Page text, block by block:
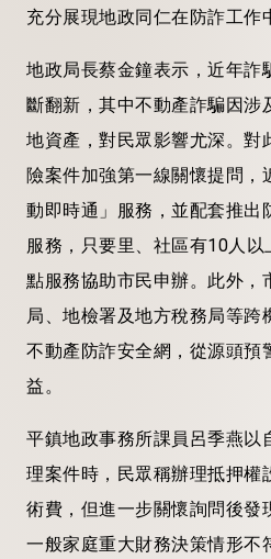
充分展現地政同仁在防詐工作
地政局長蔡金鐘表示，近年詐
斷翻新，其中不動產詐騙因涉
地資產，對民眾影響尤深。對
險案件加強第一線關懷提問，
動即時通」服務，並配套推出
服務，只要里、社區有10人
點服務協助市民申辦。此外，
局、地檢署及地方稅務局等跨
不動產防詐安全網，從源頭預
益。
平鎮地政事務所課員呂季燕以
理案件時，民眾稱辦理抵押權
術費，但進一步關懷詢問後發
一般家庭重大財務決策情形不